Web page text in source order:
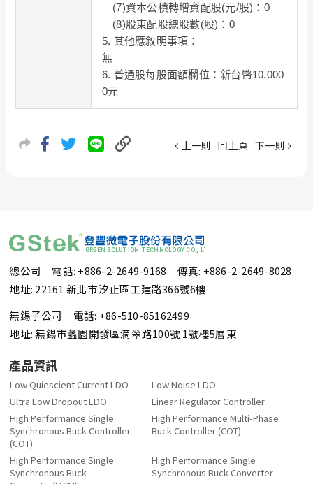
(7)資本公積轉增資配股(元/股)：0
(8)股東配股總股數(股)：0
5. 其他應敘明事項：
無
6. 普通股每股面額欄位：新台幣10.000
0元
上一則 回上頁 下一則
總公司 電話: +886-2-2649-9168
傳真: +886-2-2649-8028
地址: 22161 新北市汐止區工建路366號6樓
無錫子公司 電話: +86-510-85162499
地址: 無錫市蠡園開發區滴翠路100號 1號樓5層東
產品資訊
Low Quiescient Current LDO
Low Noise LDO
Ultra Low Dropout LDO
Linear Regulator Controller
High Performance Single
Synchronous Buck Controller
(COT)
High Performance Multi-Phase
Buck Controller (COT)
High Performance Single
Synchronous Buck
High Performance Single
Synchronous Buck Converter